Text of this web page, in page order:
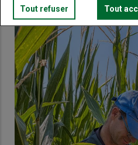
Tout refuser Tout